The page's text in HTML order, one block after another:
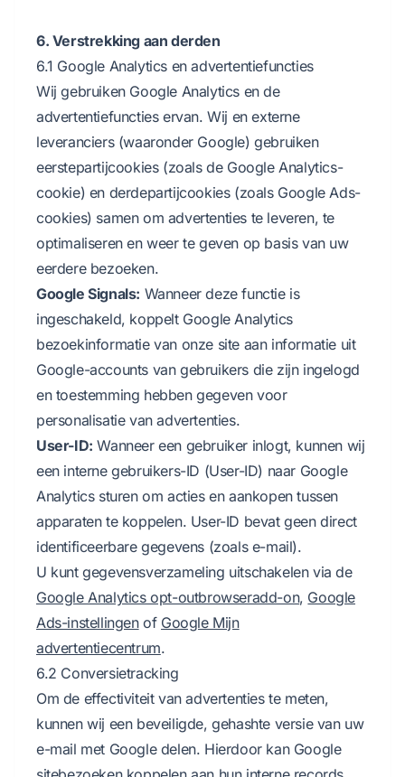
6. Verstrekking aan derden
6.1 Google Analytics en advertentiefuncties
Wij gebruiken Google Analytics en de
advertentiefuncties ervan. Wij en externe
leveranciers (waaronder Google) gebruiken
eerstepartijcookies (zoals de Google Analytics-
cookie) en derdepartijcookies (zoals Google Ads-
cookies) samen om advertenties te leveren, te
optimaliseren en weer te geven op basis van uw
eerdere bezoeken.
Google Signals: Wanneer deze functie is
ingeschakeld, koppelt Google Analytics
bezoekinformatie van onze site aan informatie uit
Google-accounts van gebruikers die zijn ingelogd
en toestemming hebben gegeven voor
personalisatie van advertenties.
User-ID: Wanneer een gebruiker inlogt, kunnen wij
een interne gebruikers-ID (User-ID) naar Google
Analytics sturen om acties en aankopen tussen
apparaten te koppelen. User-ID bevat geen direct
identificeerbare gegevens (zoals e-mail).
U kunt gegevensverzameling uitschakelen via de
Google Analytics opt-outbrowseradd-on, Google
Ads-instellingenof Google Mijn
advertentiecentrum.
6.2 Conversietracking
Om de effectiviteit van advertenties te meten,
kunnen wij een beveiligde, gehashte versie van uw
e-mail met Google delen. Hierdoor kan Google